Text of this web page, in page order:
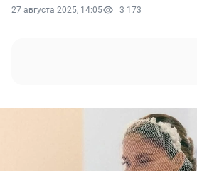
27 августа 2025, 14:05 3 173